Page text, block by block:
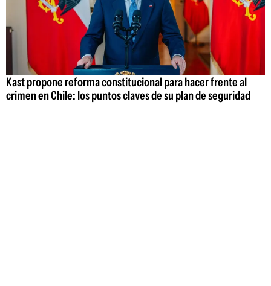
Kast propone reforma constitucional para hacer frente al
crimen en Chile: los puntos claves de su plan de seguridad